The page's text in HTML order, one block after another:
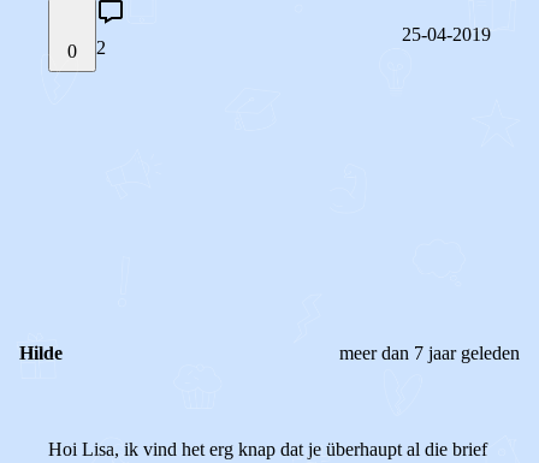
0 2
25-04-2019
Hilde meer dan 7 jaar geleden
Hoi Lisa, ik vind het erg knap dat je überhaupt al die brief